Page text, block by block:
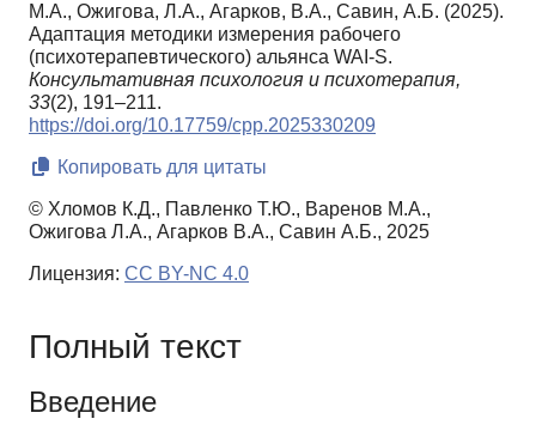
М.А., Ожигова, Л.А., Агарков, В.А., Савин, А.Б. (2025).
Адаптация методики измерения рабочего
(психотерапевтического) альянса WAI-S.
Консультативная психология и психотерапия,
33(2), 191–211.
https://doi.org/10.17759/cpp.2025330209
Копировать для цитаты
© Хломов К.Д., Павленко Т.Ю., Варенов М.А.,
Ожигова Л.А., Агарков В.А., Савин А.Б., 2025
Лицензия: CC BY-NC 4.0
Полный текст
Введение